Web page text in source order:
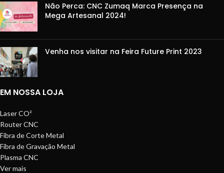
Não Perca: CNC Zumaq Marca Presença na
Mega Artesanal 2024!
Venha nos visitar na Feira Future Print 2023
EM NOSSA LOJA
Laser CO²
Router CNC
Fibra de Corte Metal
Fibra de Gravação Metal
Plasma CNC
Ver mais